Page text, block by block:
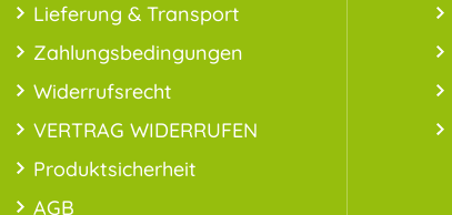
Lieferung & Transport
Zahlungsbedingungen
Widerrufsrecht
VERTRAG WIDERRUFEN
Produktsicherheit
AGB